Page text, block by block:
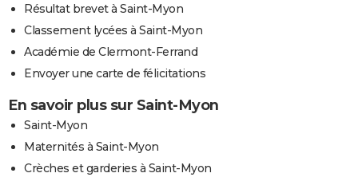
Résultat brevet à Saint-Myon
Classement lycées à Saint-Myon
Académie de Clermont-Ferrand
Envoyer une carte de félicitations
En savoir plus sur Saint-Myon
Saint-Myon
Maternités à Saint-Myon
Crèches et garderies à Saint-Myon